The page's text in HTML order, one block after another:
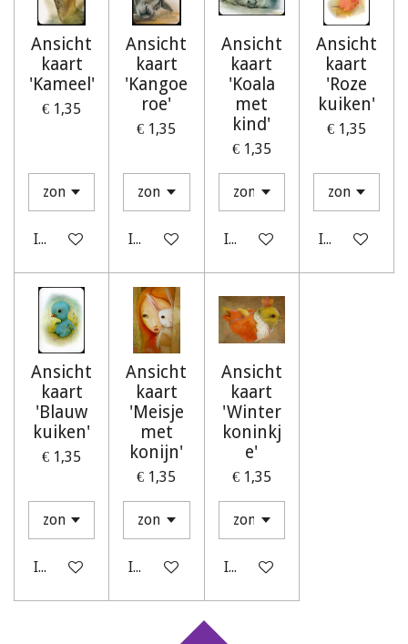
Ansicht
kaart
'Kameel'
€ 1,35
In winkelwagen
Ansicht
kaart
'Kangoe
roe'
€ 1,35
In winkelwagen
Ansicht
kaart
'Koala
met
kind'
€ 1,35
In winkelwagen
Ansicht
kaart
'Roze
kuiken'
€ 1,35
In
Ansicht
kaart
'Blauw
kuiken'
€ 1,35
In winkelwagen
Ansicht
kaart
'Meisje
met
konijn'
€ 1,35
In winkelwagen
Ansicht
kaart
'Winter
koninkj
e'
€ 1,35
In winkelwagen